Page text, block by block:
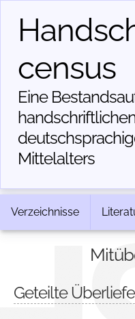
census
Eine
Mittelalters
Verzeichnisse
Geteilte